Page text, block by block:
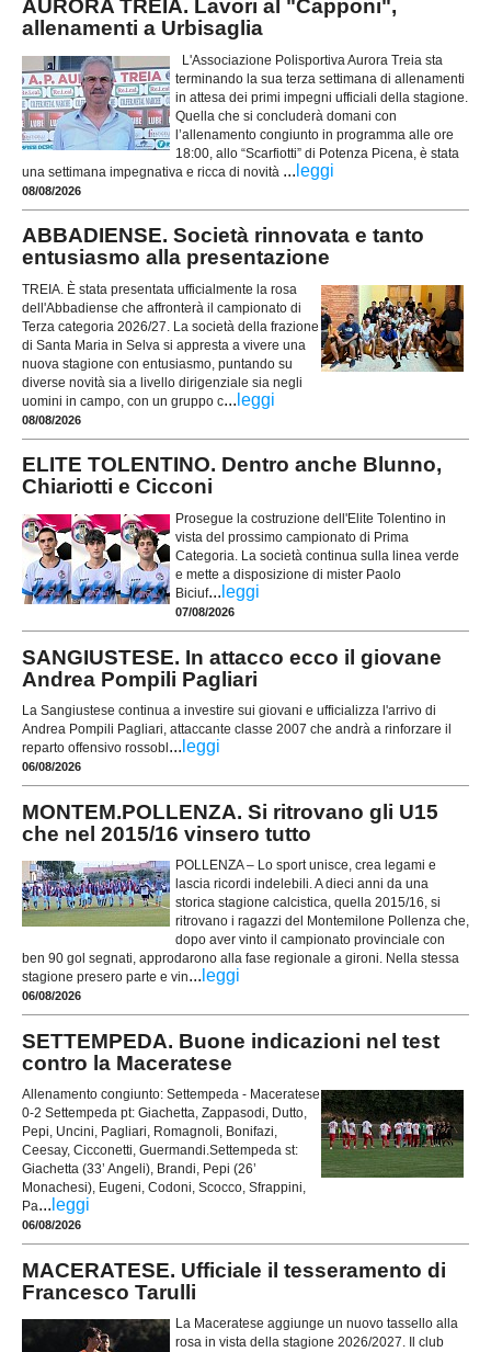
AURORA TREIA. Lavori al "Capponi",
allenamenti a Urbisaglia
L'Associazione Polisportiva Aurora Treia sta
terminando la sua terza settimana di allenamenti
in attesa dei primi impegni ufficiali della stagione.
Quella che si concluderà domani con
l’allenamento congiunto in programma alle ore
18:00, allo “Scarfiotti” di Potenza Picena, è stata
una settimana impegnativa e ricca di novità ... leggi
08/08/2026
ABBADIENSE. Società rinnovata e tanto
entusiasmo alla presentazione
TREIA. È stata presentata ufficialmente la rosa
dell'Abbadiense che affronterà il campionato di
Terza categoria 2026/27. La società della frazione
di Santa Maria in Selva si appresta a vivere una
nuova stagione con entusiasmo, puntando su
diverse novità sia a livello dirigenziale sia negli
uomini in campo, con un gruppo c... leggi
08/08/2026
ELITE TOLENTINO. Dentro anche Blunno,
Chiariotti e Cicconi
Prosegue la costruzione dell'Elite Tolentino in
vista del prossimo campionato di Prima
Categoria. La società continua sulla linea verde
e mette a disposizione di mister Paolo
Biciuf... leggi
07/08/2026
SANGIUSTESE. In attacco ecco il giovane
Andrea Pompili Pagliari
La Sangiustese continua a investire sui giovani e ufficializza l'arrivo di
Andrea Pompili Pagliari, attaccante classe 2007 che andrà a rinforzare il
reparto offensivo rossobl ... leggi
06/08/2026
MONTEM.POLLENZA. Si ritrovano gli U15
che nel 2015/16 vinsero tutto
POLLENZA – Lo sport unisce, crea legami e
lascia ricordi indelebili. A dieci anni da una
storica stagione calcistica, quella 2015/16, si
ritrovano i ragazzi del Montemilone Pollenza che,
dopo aver vinto il campionato provinciale con
ben 90 gol segnati, approdarono alla fase regionale a gironi. Nella stessa
stagione presero parte e vin... leggi
06/08/2026
SETTEMPEDA. Buone indicazioni nel test
contro la Maceratese
Allenamento congiunto: Settempeda - Maceratese
0-2 Settempeda pt: Giachetta, Zappasodi, Dutto,
Pepi, Uncini, Pagliari, Romagnoli, Bonifazi,
Ceesay, Cicconetti, Guermandi.Settempeda st:
Giachetta (33’ Angeli), Brandi, Pepi (26’
Monachesi), Eugeni, Codoni, Scocco, Sfrappini,
Pa... leggi
06/08/2026
MACERATESE. Ufficiale il tesseramento di
Francesco Tarulli
La Maceratese aggiunge un nuovo tassello alla
rosa in vista della stagione 2026/2027. Il club